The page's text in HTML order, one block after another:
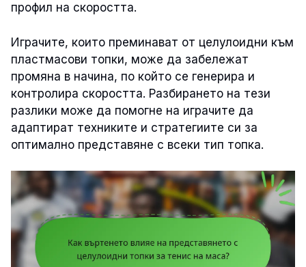
профил на скоростта.
Играчите, които преминават от целулоидни към
пластмасови топки, може да забележат
промяна в начина, по който се генерира и
контролира скоростта. Разбирането на тези
разлики може да помогне на играчите да
адаптират техниките и стратегиите си за
оптимално представяне с всеки тип топка.